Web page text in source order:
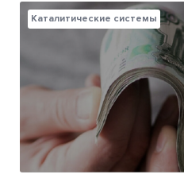
Каталитические системы